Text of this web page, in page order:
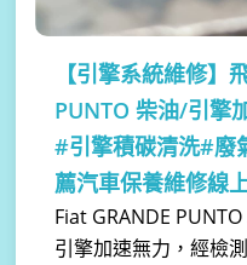
【引擎系統維修】
PUNTO 柴油/引擎
#引擎積碳清洗#廢
薦汽車保養維修線
Fiat GRANDE
引擎加速無力，經檢